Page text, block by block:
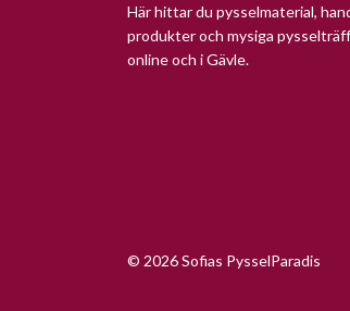
Här hittar du pysselmaterial,
produkter och mysiga
online och i Gävle.
© 2026 Sofias PysselParadis